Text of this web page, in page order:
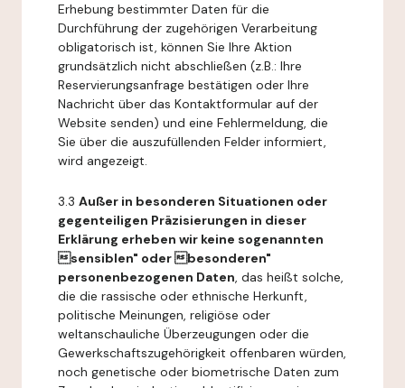
Erhebung bestimmter Daten für die
Durchführung der zugehörigen Verarbeitung
obligatorisch ist, können Sie Ihre Aktion
grundsätzlich nicht abschließen (z.B.: Ihre
Reservierungsanfrage bestätigen oder Ihre
Nachricht über das Kontaktformular auf der
Website senden) und eine Fehlermeldung, die
Sie über die auszufüllenden Felder informiert,
wird angezeigt.
3.3 Außer in besonderen Situationen oder
gegenteiligen Präzisierungen in dieser
Erklärung erheben wir keine sogenannten
sensiblen" oder besonderen"
personenbezogenen Daten, das heißt solche,
die die rassische oder ethnische Herkunft,
politische Meinungen, religiöse oder
weltanschauliche Überzeugungen oder die
Gewerkschaftszugehörigkeit offenbaren würden,
noch genetische oder biometrische Daten zum